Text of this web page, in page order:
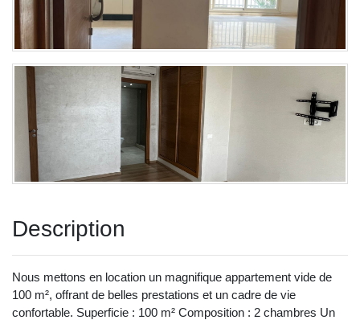
Description
Nous mettons en location un magnifique appartement vide de
100 m², offrant de belles prestations et un cadre de vie
confortable. Superficie : 100 m² Composition : 2 chambres Un